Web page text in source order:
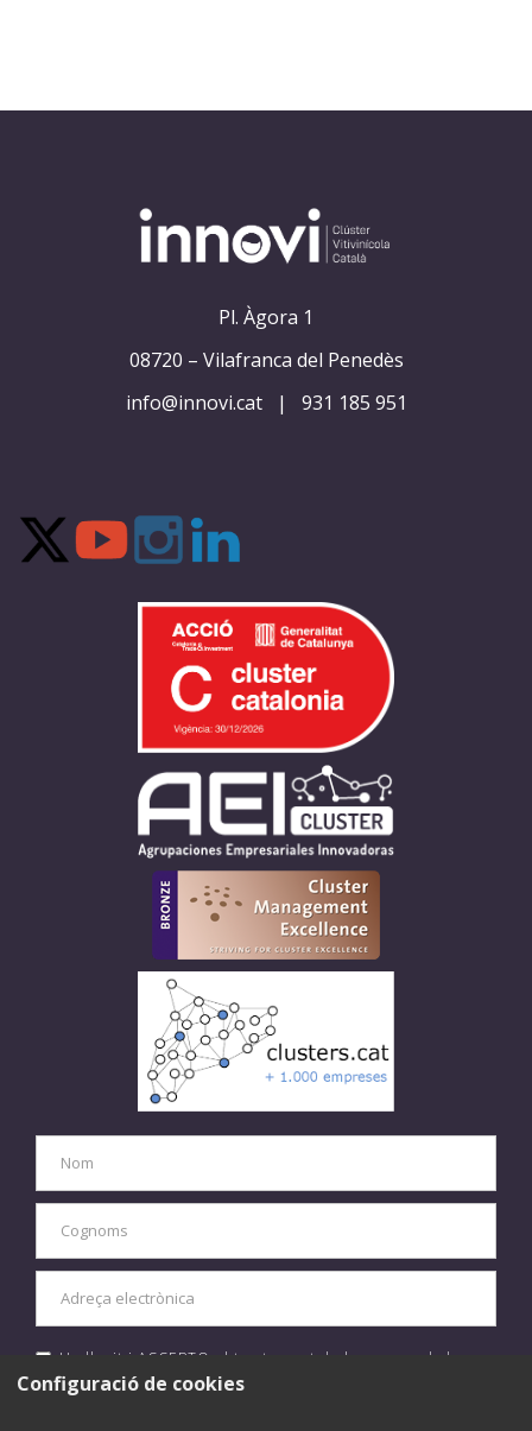
Pl. Àgora 1
08720 – Vilafranca del Penedès
info@innovi.cat
| 931 185 951
He llegit i ACCEPTO el tractament de les meves dades
personals d'acord amb la
Configuració de cookies